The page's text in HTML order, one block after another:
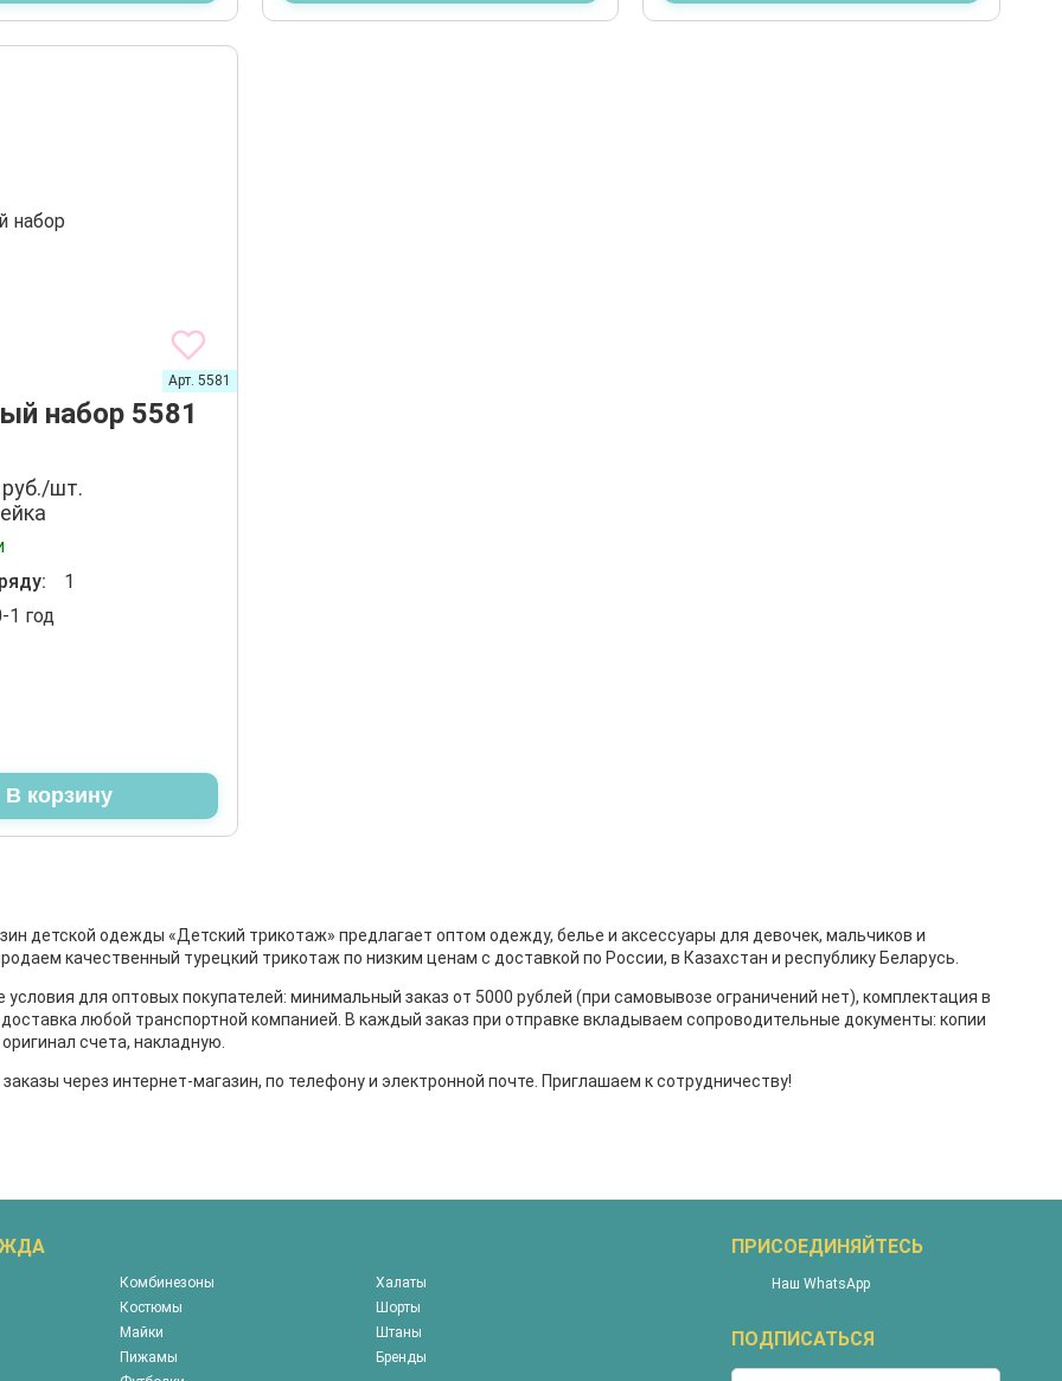
набор 5581
Арт. 5581
шт.
1
1 год
В корзину
детской одежды «Детский трикотаж» предлагает оптом одежду, белье и аксессуары для девочек, мальчиков и
качественный турецкий трикотаж по низким ценам с доставкой по России, в Казахстан и республику Беларусь.
условия для оптовых покупателей: минимальный заказ от 5000 рублей (при самовывозе ограничений нет), комплектация в
доставка любой транспортной компанией. В каждый заказ при отправке вкладываем сопроводительные документы: копии
счета, накладную.
через интернет-магазин, по телефону и электронной почте. Приглашаем к сотрудничеству!
Комбинезоны
Костюмы
Майки
Пижамы
Халаты
Шорты
Штаны
Бренды
ПРИСОЕДИНЯЙТЕСЬ
Наш WhatsApp
ПОДПИСАТЬСЯ